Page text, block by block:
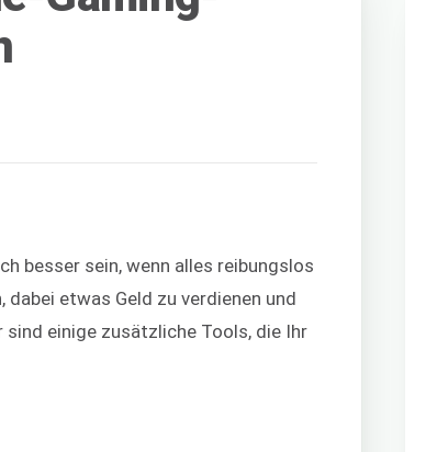
besser sein, wenn alles reibungslos
etwas Geld zu verdienen und
sind einige zusätzliche Tools, die Ihr